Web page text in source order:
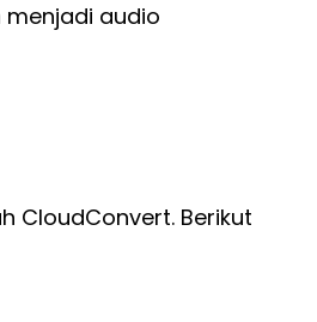
menjadi audio
CloudConvert. Berikut